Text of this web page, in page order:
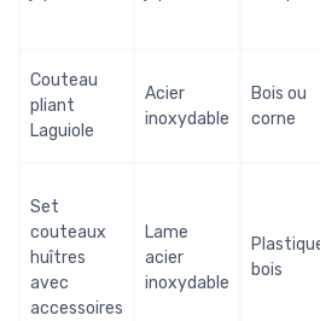
Couteau
pliant
Laguiole
Acier
inoxydable
Bois ou
corne
Set
couteaux
huîtres
avec
accessoires
Lame
acier
inoxydable
bois